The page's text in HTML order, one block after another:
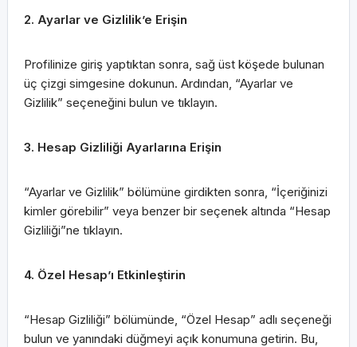
2. Ayarlar ve Gizlilik’e Erişin
Profilinize giriş yaptıktan sonra, sağ üst köşede bulunan
üç çizgi simgesine dokunun. Ardından, “Ayarlar ve
Gizlilik” seçeneğini bulun ve tıklayın.
3. Hesap Gizliliği Ayarlarına Erişin
“Ayarlar ve Gizlilik” bölümüne girdikten sonra, “İçeriğinizi
kimler görebilir” veya benzer bir seçenek altında “Hesap
Gizliliği”ne tıklayın.
4. Özel Hesap’ı Etkinleştirin
“Hesap Gizliliği” bölümünde, “Özel Hesap” adlı seçeneği
bulun ve yanındaki düğmeyi açık konumuna getirin. Bu,